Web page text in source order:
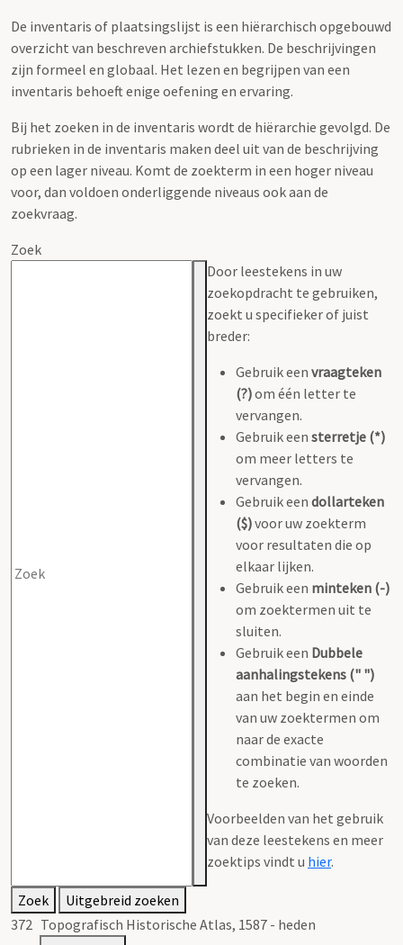
De inventaris of plaatsingslijst is een hiërarchisch opgebouwd
overzicht van beschreven archiefstukken. De beschrijvingen
zijn formeel en globaal. Het lezen en begrijpen van een
inventaris behoeft enige oefening en ervaring.
Bij het zoeken in de inventaris wordt de hiërarchie gevolgd. De
rubrieken in de inventaris maken deel uit van de beschrijving
op een lager niveau. Komt de zoekterm in een hoger niveau
voor, dan voldoen onderliggende niveaus ook aan de
zoekvraag.
Zoek
Door leestekens in uw
zoekopdracht te gebruiken,
zoekt u specifieker of juist
breder:
Gebruik een vraagteken
(?)om één letter te
vervangen.
Gebruik een sterretje (*)
om meer letters te
vervangen.
Gebruik een dollarteken
($)voor uw zoekterm
voor resultaten die op
elkaar lijken.
Gebruik een minteken (-)
om zoektermen uit te
sluiten.
Gebruik een Dubbele
aanhalingstekens (" ")
aan het begin en einde
van uw zoektermen om
naar de exacte
combinatie van woorden
te zoeken.
Voorbeelden van het gebruik
van deze leestekens en meer
zoektips vindt u hier.
Zoek
Uitgebreid zoeken
372 Topografisch Historische Atlas, 1587 - heden